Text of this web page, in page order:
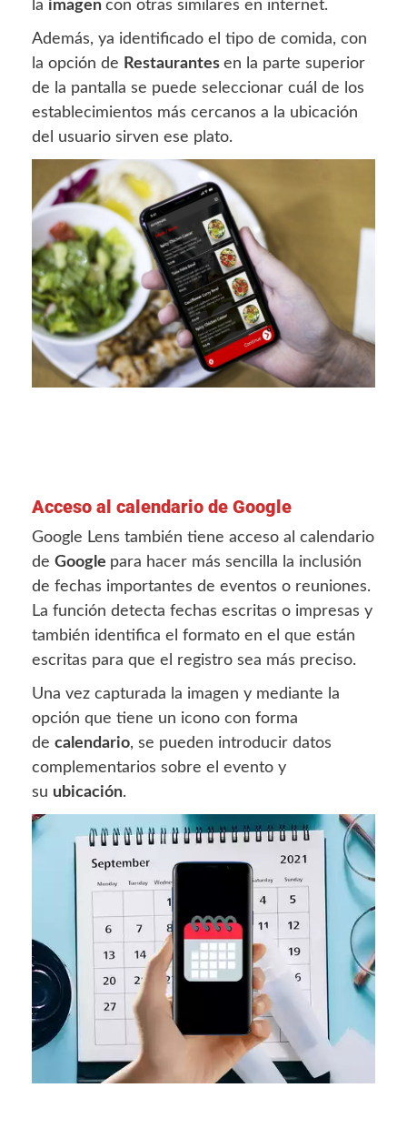
la imagen con otras similares en internet.
Además, ya identificado el tipo de comida, con
la opción de Restaurantes en la parte superior
de la pantalla se puede seleccionar cuál de los
establecimientos más cercanos a la ubicación
del usuario sirven ese plato.
Acceso al calendario de Google
Google Lens también tiene acceso al calendario
de Google para hacer más sencilla la inclusión
de fechas importantes de eventos o reuniones.
La función detecta fechas escritas o impresas y
también identifica el formato en el que están
escritas para que el registro sea más preciso.
Una vez capturada la imagen y mediante la
opción que tiene un icono con forma
de calendario, se pueden introducir datos
complementarios sobre el evento y
su ubicación.